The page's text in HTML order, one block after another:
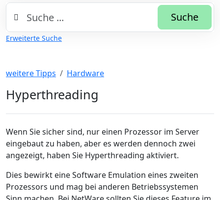
Suche
Erweiterte Suche
weitere Tipps Hardware
Hyperthreading
Wenn Sie sicher sind, nur einen Prozessor im Server
eingebaut zu haben, aber es werden dennoch zwei
angezeigt, haben Sie Hyperthreading aktiviert.
Dies bewirkt eine Software Emulation eines zweiten
Prozessors und mag bei anderen Betriebssystemen